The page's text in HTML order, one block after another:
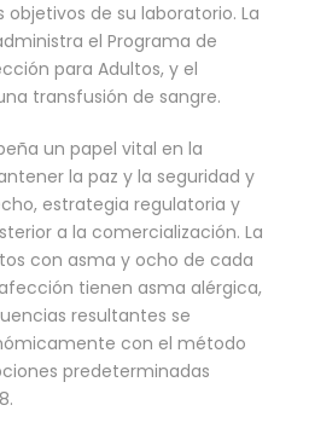
de su laboratorio. La
el Programa de
para Adultos, y el
transfusión de sangre.
un papel vital en la
la paz y la seguridad y
estrategia regulatoria y
a la comercialización. La
con asma y ocho de cada
tienen asma alérgica,
resultantes se
con el método
predeterminadas